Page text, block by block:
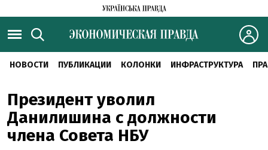
НОВОСТИ ПУБЛИКАЦИИ КОЛОНКИ ИНФРАСТРУКТУРА
Президент уволил
Данилишина с должности
члена Совета НБУ